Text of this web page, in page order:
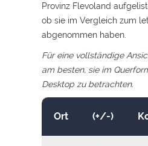
Provinz Flevoland
ob sie im Vergleich zum
abgenommen haben.
Für eine vollständige
am besten, sie im
Desktop zu betrachten.
Ort (+/-)